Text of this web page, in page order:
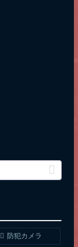
防犯カメラ